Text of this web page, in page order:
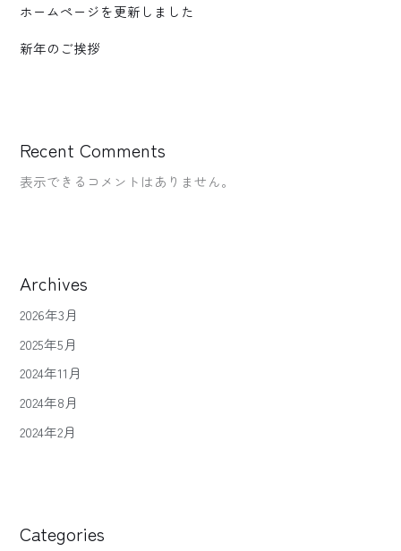
ホームページを更新しました
新年のご挨拶
Recent Comments
表示できるコメントはありません。
Archives
2026年3月
2025年5月
2024年11月
2024年8月
2024年2月
Categories